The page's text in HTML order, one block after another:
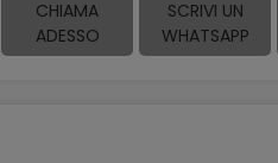
CHIAMA
ADESSO
SCRIVI UN
WHATSAPP